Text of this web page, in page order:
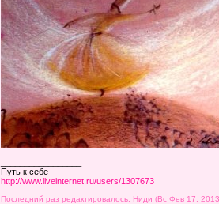
Путь к себе
http://www.liveinternet.ru/users/1307673
Последний раз редактировалось: Ниди (Вс Фев 17,